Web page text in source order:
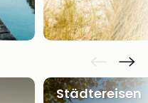
Städtereisen